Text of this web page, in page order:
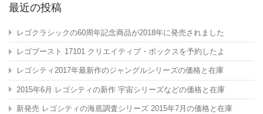
最近の投稿
レゴクラシックの60周年記念商品が2018年に発売されました
レゴブースト 17101 クリエイティブ・ボックスを予約したよ
レゴシティ2017年最新作のジャングルシリーズの価格と在庫
2015年6月 レゴシティの新作 宇宙シリーズなどの価格と在庫
新発売 レゴシティの海底調査シリーズ 2015年7月の価格と在庫